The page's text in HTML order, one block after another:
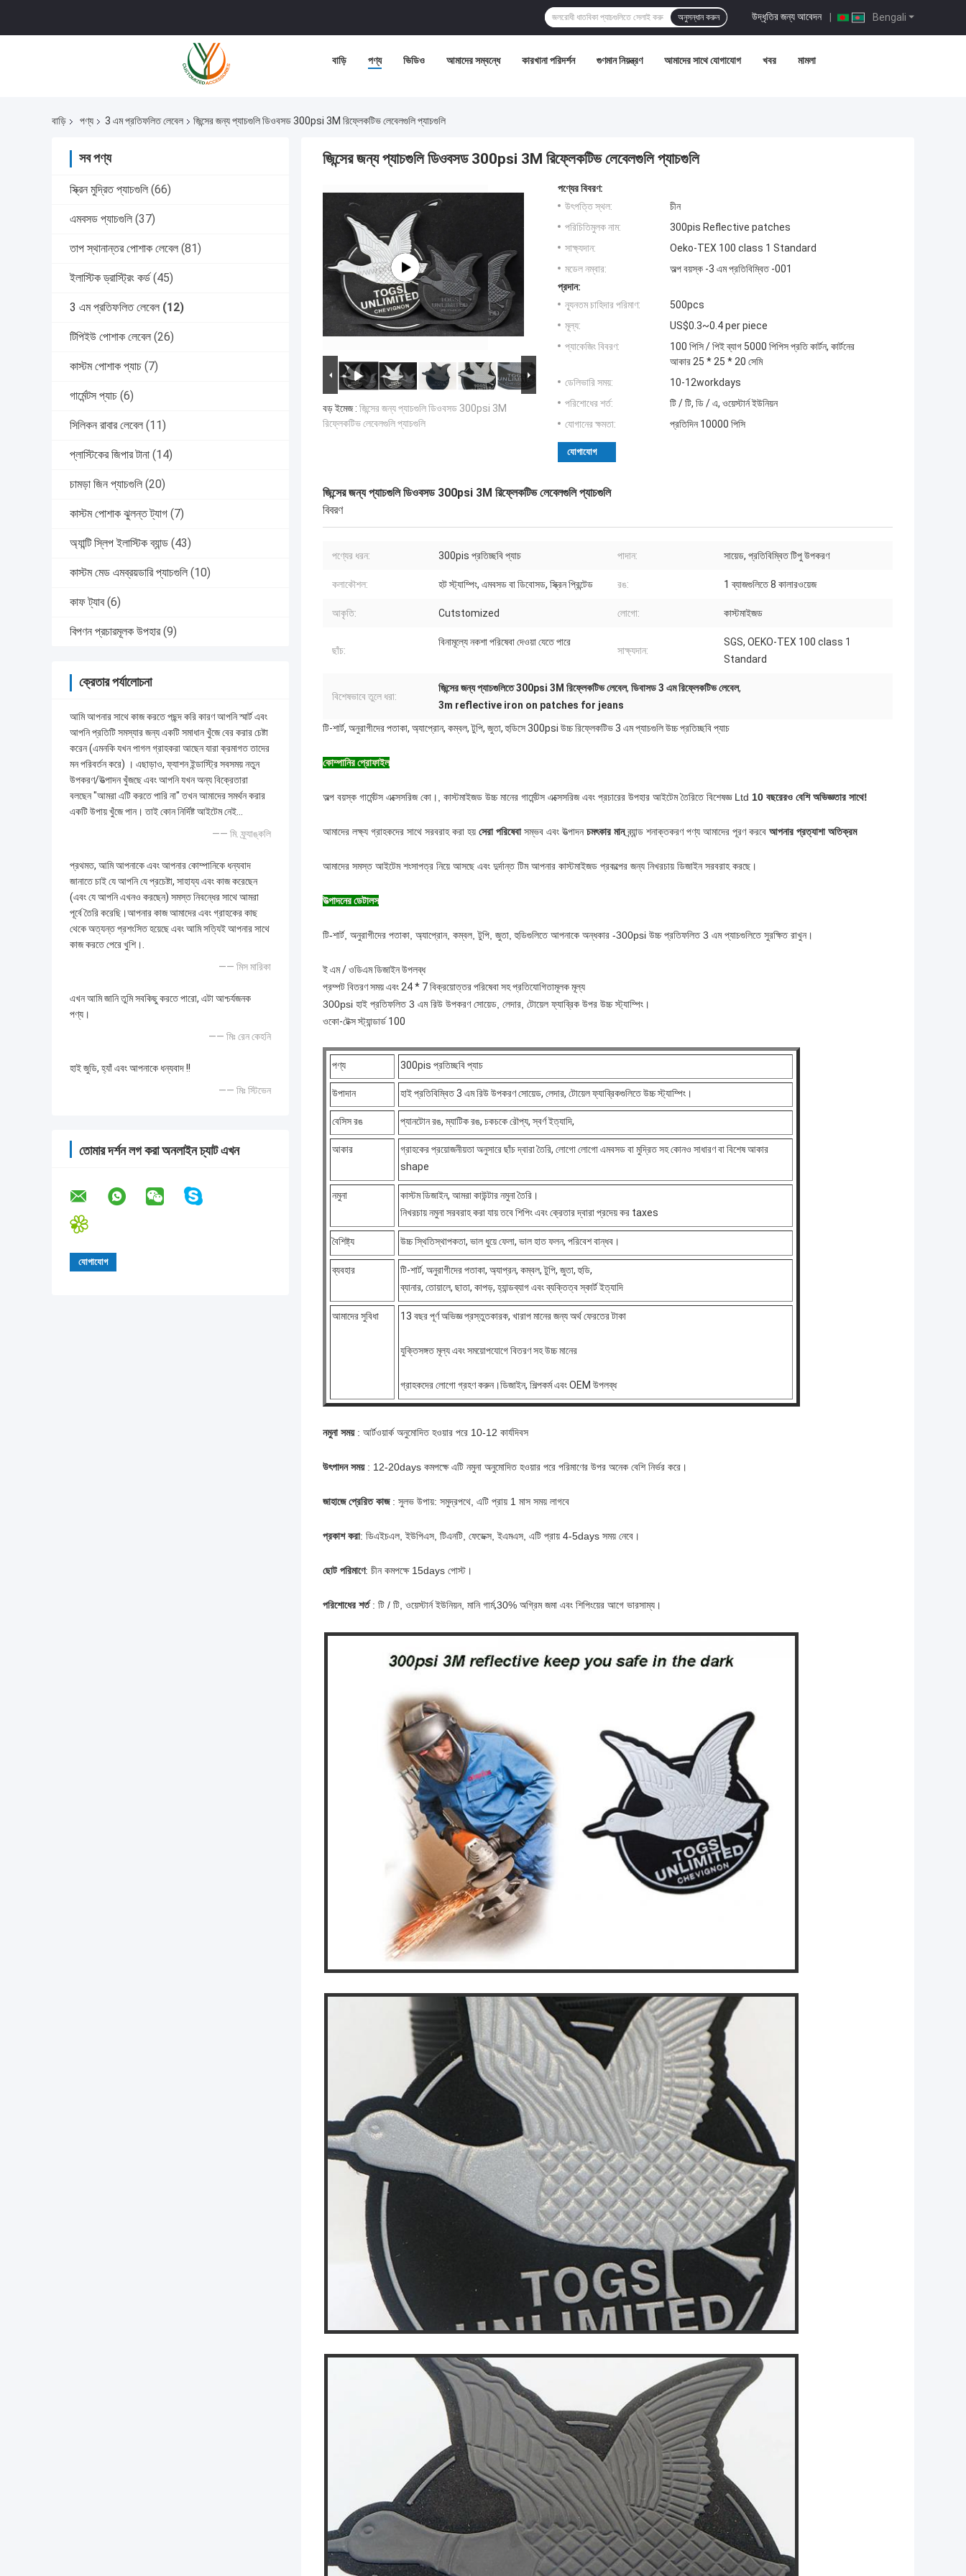
Bengali
উদ্ধৃতির জন্য আবেদন |
অনুসন্ধান করুন
বাড়ি পণ্য ভিডিও আমাদের সম্বন্ধে কারখানা পরিদর্শন গুণমান নিয়ন্ত্রণ আমাদের সাথে যোগাযোগ খবর মামলা
বাড়ি পণ্য 3 এম প্রতিফলিত লেবেল জিন্সের জন্য প্যাচগুলি ডিওবসড 300psi 3M রিফ্লেকটিভ লেবেলগুলি প্যাচগুলি
সব পণ্য
স্ক্রিন মুদ্রিত প্যাচগুলি (66)
এমবসড প্যাচগুলি (37)
তাপ স্থানান্তর পোশাক লেবেল (81)
ইলাস্টিক ড্রাস্ট্রিং কর্ড (45)
3 এম প্রতিফলিত লেবেল (12)
টিপিইউ পোশাক লেবেল (26)
কাস্টম পোশাক প্যাচ (7)
গার্মেন্টস প্যাচ (6)
সিলিকন রাবার লেবেল (11)
প্লাস্টিকের জিপার টানা (14)
চামড়া জিন প্যাচগুলি (20)
কাস্টম পোশাক ঝুলন্ত ট্যাগ (7)
অ্যান্টি স্লিপ ইলাস্টিক ব্যান্ড (43)
কাস্টম মেড এমব্রয়ডারি প্যাচগুলি (10)
কাফ ট্যাব (6)
বিপণন প্রচারমূলক উপহার (9)
ক্রেতার পর্যালোচনা
আমি আপনার সাথে কাজ করতে পছন্দ করি কারণ আপনি স্মার্ট এবং
আপনি প্রতিটি সমস্যার জন্য একটি সমাধান খুঁজে বের করার চেষ্টা
করেন (এমনকি যখন পাগল গ্রাহকরা আছেন যারা ক্রমাগত তাদের
মন পরিবর্তন করে) । এছাড়াও, ফ্যাশন ইন্ডাস্ট্রি সবসময় নতুন
উপকরণ/উত্পাদন খুঁজছে এবং আপনি যখন অন্য বিক্রেতারা
বলছেন "আমরা এটি করতে পারি না" তখন আমাদের সমর্থন করার
একটি উপায় খুঁজে পান। তাই কোন নির্দিষ্ট আইটেম নেই...
—— মি. ফ্র্যাঙ্কলি
প্রথমত, আমি আপনাকে এবং আপনার কোম্পানিকে ধন্যবাদ
জানাতে চাই যে আপনি যে প্রচেষ্টা, সাহায্য এবং কাজ করেছেন
(এবং যে আপনি এখনও করছেন) সমস্ত নিবন্ধের সাথে আমরা
পূর্বে তৈরি করেছি।আপনার কাজ আমাদের এবং গ্রাহকের কাছ
থেকে অত্যন্ত প্রশংসিত হয়েছে এবং আমি সত্যিই আপনার সাথে
কাজ করতে পেরে খুশি।.
—— মিস মারিকা
এখন আমি জানি তুমি সবকিছু করতে পারো, এটা আশ্চর্যজনক
পণ্য।
—— মিঃ রেন কেহনি
হাই জুডি, হ্যাঁ এবং আপনাকে ধন্যবাদ !!
—— মিঃ স্টিভেন
তোমার দর্শন লগ করা অনলাইন চ্যাট এখন
জিন্সের জন্য প্যাচগুলি ডিওবসড 300psi 3M রিফ্লেকটিভ লেবেলগুলি প্যাচগুলি
বড় ইমেজ : জিন্সের জন্য প্যাচগুলি ডিওবসড 300psi 3M
রিফ্লেকটিভ লেবেলগুলি প্যাচগুলি
পণ্যের বিবরণ:
উৎপত্তি স্থল:
চীন
পরিচিতিমুলক নাম:
300pis Reflective patches
সাক্ষ্যদান:
Oeko-TEX 100 class 1 Standard
মডেল নম্বার:
অল্প বয়স্ক -3 এম প্রতিবিম্বিত -001
প্রদান:
ন্যূনতম চাহিদার পরিমাণ:
500pcs
মূল্য:
US$0.3~0.4 per piece
প্যাকেজিং বিবরণ:
100 পিসি / পিই ব্যাগ 5000 পিপিস প্রতি কার্টন, কার্টনের
আকার 25 * 25 * 20 সেমি
ডেলিভারি সময়:
10-12workdays
পরিশোধের শর্ত:
টি / টি, ডি / এ, ওয়েস্টার্ন ইউনিয়ন
যোগানের ক্ষমতা:
প্রতিদিন 10000 পিসি
যোগাযোগ
জিন্সের জন্য প্যাচগুলি ডিওবসড 300psi 3M রিফ্লেকটিভ লেবেলগুলি প্যাচগুলি
বিবরণ
পণ্যের ধরন: 300pis প্রতিচ্ছবি প্যাচ পাদান: সায়েড, প্রতিবিম্বিত টিপু উপকরণ
কলাকৌশল: হট স্ট্যাম্পিং, এমবসড বা ডিবোসড, স্ক্রিন প্রিন্টেড রঙ: 1 ব্যাজগুলিতে 8 কালারওয়েজ
আকৃতি: Cutstomized লোগো: কাস্টমাইজড
ছাঁচ:
বিনামূল্যে নকশা পরিষেবা দেওয়া যেতে পারে
সাক্ষ্যদান:
SGS, OEKO-TEX 100 class 1
Standard
বিশেষভাবে তুলে ধরা:
জিন্সের জন্য প্যাচগুলিতে 300psi 3M রিফ্লেকটিভ লেবেল, ডিবাসড 3 এম রিফ্লেকটিভ লেবেল,
3m reflective iron on patches for jeans
টি-শার্ট, অনুরাগীদের পতাকা, অ্যাপ্রোন, কম্বল, টুপি, জুতা, হুডিসে 300psi উচ্চ রিফ্লেকটিভ 3 এম প্যাচগুলি উচ্চ প্রতিচ্ছবি প্যাচ
কোম্পানির প্রোফাইল
অল্প বয়স্ক গার্মেন্টস এক্সেসরিজ কো।, কাস্টমাইজড উচ্চ মানের গার্মেন্টস এক্সেসরিজ এবং প্রচারের উপহার আইটেম তৈরিতে বিশেষজ্ঞ Ltd 10 বছরেরও বেশি অভিজ্ঞতার সাথে!
আমাদের লক্ষ্য গ্রাহকদের সাথে সরবরাহ করা হয় সেরা পরিষেবাসম্ভব এবং উত্পাদনচমৎকার মানব্র্যান্ড শনাক্তকরণ পণ্য আমাদের পূরণ করবে আপনার প্রত্যাশা অতিক্রম
আমাদের সমস্ত আইটেম শংসাপত্র নিয়ে আসছে এবং দুর্দান্ত টিম আপনার কাস্টমাইজড প্রকল্পের জন্য নিখরচায় ডিজাইন সরবরাহ করছে।
উত্পাদনের ডেটালস
টি-শার্ট, অনুরাগীদের পতাকা, অ্যাপ্রোন, কম্বল, টুপি, জুতা, হুডিগুলিতে আপনাকে অন্ধকার -300psi উচ্চ প্রতিফলিত 3 এম প্যাচগুলিতে সুরক্ষিত রাখুন।
ই এম / ওডিএম ডিজাইন উপলব্ধ
প্রম্পট বিতরণ সময় এবং 24 * 7 বিক্রয়োত্তর পরিষেবা সহ প্রতিযোগিতামূলক মূল্য
300psi হাই প্রতিফলিত 3 এম রিউ উপকরণ সোয়েড, লেদার, টোয়েল ফ্যাব্রিক উপর উচ্চ স্ট্যাম্পিং।
ওকো-টেক্স স্ট্যান্ডার্ড 100
পণ্য 300pis প্রতিচ্ছবি প্যাচ
উপাদান হাই প্রতিবিম্বিত 3 এম রিউ উপকরণ সোয়েড, লেদার, টোয়েল ফ্যাব্রিকগুলিতে উচ্চ স্ট্যাম্পিং।
বেসিস রঙ প্যানটোন রঙ, ম্যাটিক রঙ, চকচকে রৌপ্য, স্বর্ণ ইত্যাদি,
আকার
গ্রাহকের প্রয়োজনীয়তা অনুসারে ছাঁচ দ্বারা তৈরি, লোগো লোগো এমবসড বা মুদ্রিত সহ কোনও সাধারণ বা বিশেষ আকার
shape
নমুনা
কাস্টম ডিজাইন, আমরা কাউন্টার নমুনা তৈরি।
নিখরচায় নমুনা সরবরাহ করা যায় তবে শিপিং এবং ক্রেতার দ্বারা প্রদেয় কর taxes
বৈশিষ্ট্য উচ্চ স্থিতিস্থাপকতা, ভাল ধুয়ে ফেলা, ভাল হাত ফলন, পরিবেশ বান্ধব।
ব্যবহার
টি-শার্ট, অনুরাগীদের পতাকা, অ্যাপ্রন, কম্বল, টুপি, জুতা, হুডি,
ব্যানার, তোয়ালে, ছাতা, কাপড়, হ্যান্ডব্যাগ এবং ব্যক্তিত্ব স্কার্ট ইত্যাদি
আমাদের সুবিধা 13 বছর পূর্ণ অভিজ্ঞ প্রস্তুতকারক, খারাপ মানের জন্য অর্থ ফেরতের টাকা
যুক্তিসঙ্গত মূল্য এবং সময়োপযোগে বিতরণ সহ উচ্চ মানের
গ্রাহকদের লোগো গ্রহণ করুন।ডিজাইন, শিল্পকর্ম এবং OEM উপলব্ধ
নমুনা সময় : আর্টওয়ার্ক অনুমোদিত হওয়ার পরে 10-12 কার্যদিবস
উৎপাদন সময়: 12-20days কমপক্ষে এটি নমুনা অনুমোদিত হওয়ার পরে পরিমাণের উপর অনেক বেশি নির্ভর করে।
জাহাজে প্রেরিত কাজ : সুলভ উপায়: সমুদ্রপথে, এটি প্রায় 1 মাস সময় লাগবে
প্রকাশ করা: ডিএইচএল, ইউপিএস, টিএনটি, ফেডেক্স, ইএমএস, এটি প্রায় 4-5days সময় নেবে।
ছোট পরিমাণে: চীন কমপক্ষে 15days পোস্ট।
পরিশোধের শর্ত: টি / টি, ওয়েস্টার্ন ইউনিয়ন, মানি গার্ম,30% অগ্রিম জমা এবং শিপিংয়ের আগে ভারসাম্য।